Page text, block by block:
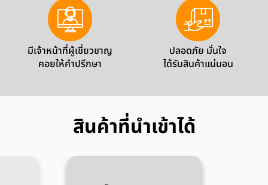
มีเจ้าหน้าที่ผู้เชี่ยวชาญ
คอยให้คำปรึกษา
ปลอดภัย มั่นใจ
ได้รับสินค้าแน่นอน
สินค้าที่นำเข้าได้